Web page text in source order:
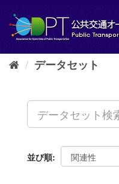
し
データセット
並び順